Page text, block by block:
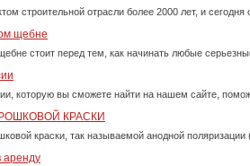
строительной отрасли более 2000 лет, и
щебне
стоит перед тем, как начинать любые
которую вы сможете найти на нашем сайте,
КРАСКИ
краски, так называемой анодной
аренду